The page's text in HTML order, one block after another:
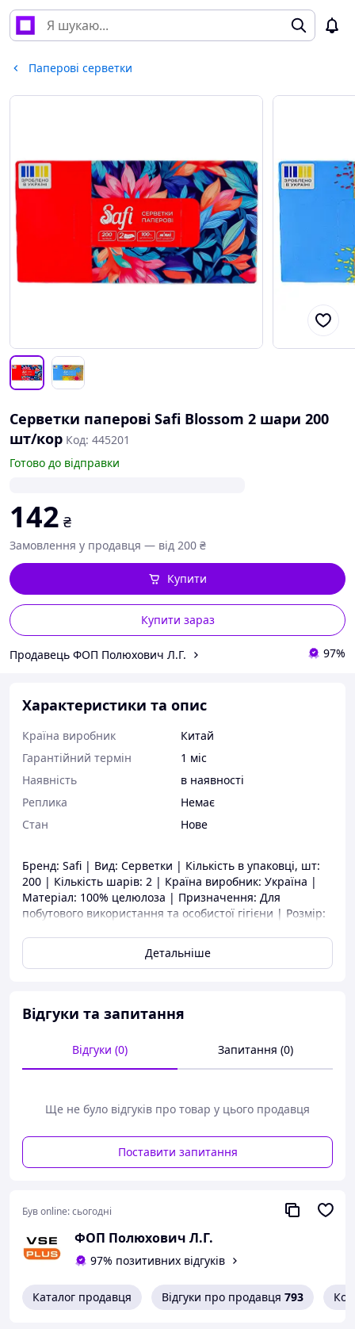
Паперові серветки
Серветки паперові Safi Blossom 2 шари 200
шт/кор Код: 445201
Готово до відправки
142 ₴
Замовлення у продавця — від 200 ₴
Купити зараз
Купити
Продавець ФОП Полюхович Л.Г. 97%
Характеристики та опис
Країна виробник
Китай
Гарантійний термін
1 міс
Наявність
в наявності
Реплика
Немає
Стан
Нове
Бренд: Safi | Вид: Серветки | Кількість в упаковці, шт:
200 | Кількість шарів: 2 | Країна виробник: Україна |
Матеріал: 100% целюлоза | Призначення: Для
побутового використання та особистої гігієни | Розмір:
Blossom 2 шари 200 шт/кор. Цей товар повністю
відповідає пред'явленим вимогам якості, має тривалий
шт/кор і отримати необхідну консультацію про цікавить
Вас товарі, Ви можете по телефону у менеджера.
Детальніше
Відгуки та запитання
Відгуки (0) Запитання (0)
Ще не було відгуків про товар у цього продавця
Поставити запитання
Був online:сьогодні
ФОП Полюхович Л.Г.
97% позитивних відгуків
Каталог продавця Відгуки про продавця 793